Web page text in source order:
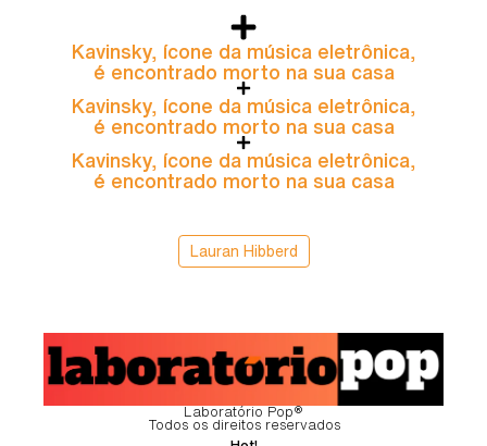
Kavinsky, ícone da música eletrônica,
é encontrado morto na sua casa
Kavinsky, ícone da música eletrônica,
é encontrado morto na sua casa
Kavinsky, ícone da música eletrônica,
é encontrado morto na sua casa
Lauran Hibberd
Laboratório Pop®
Todos os direitos reservados